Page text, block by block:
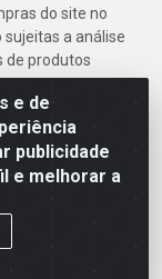
e de
publicidade
e melhorar a
do site no
a análise
de produtos
em Geral
PE - CEP